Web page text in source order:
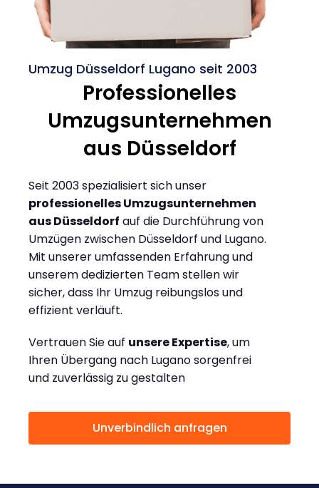
Umzug Düsseldorf Lugano seit 2003
Professionelles
Umzugsunternehmen
aus Düsseldorf
Seit 2003 spezialisiert sich unser
professionelles Umzugsunternehmen
aus Düsseldorf auf die Durchführung von
Umzügen zwischen Düsseldorf und Lugano.
Mit unserer umfassenden Erfahrung und
unserem dedizierten Team stellen wir
sicher, dass Ihr Umzug reibungslos und
effizient verläuft.
Vertrauen Sie auf unsere Expertise, um
Ihren Übergang nach Lugano sorgenfrei
und zuverlässig zu gestalten
Unverbindlich anfragen